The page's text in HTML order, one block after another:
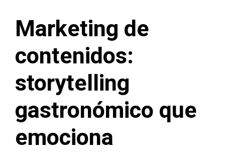
Marketing de
contenidos:
storytelling
gastronómico que
emociona